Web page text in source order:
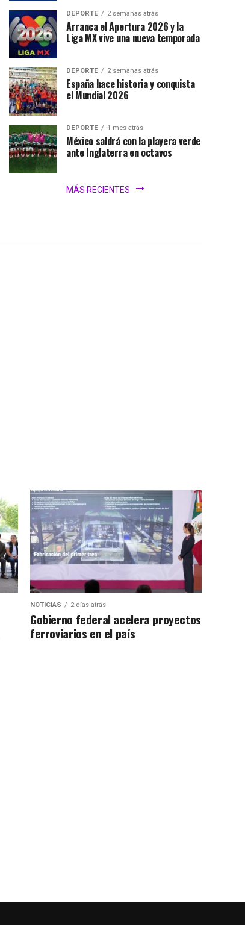
DEPORTE 2 semanas atrás
Arranca el Apertura 2026 y la
Liga MX vive una nueva temporada
DEPORTE 2 semanas atrás
España hace historia y conquista
el Mundial 2026
DEPORTE 1 mes atrás
México saldrá con la playera verde
ante Inglaterra en octavos
MÁS RECIENTES
NOTICIAS 2 días atrás
Gobierno federal acelera proyectos
ferroviarios en el país